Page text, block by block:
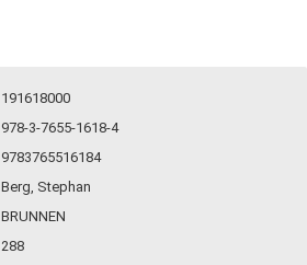
191618000
978-3-7655-1618-4
9783765516184
Berg, Stephan
BRUNNEN
288